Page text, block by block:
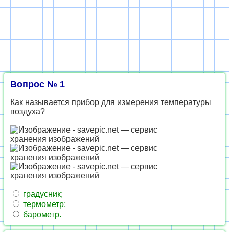
Вопрос № 1
Как называется прибор для измерения температуры
воздуха?
градусник;
термометр;
барометр.